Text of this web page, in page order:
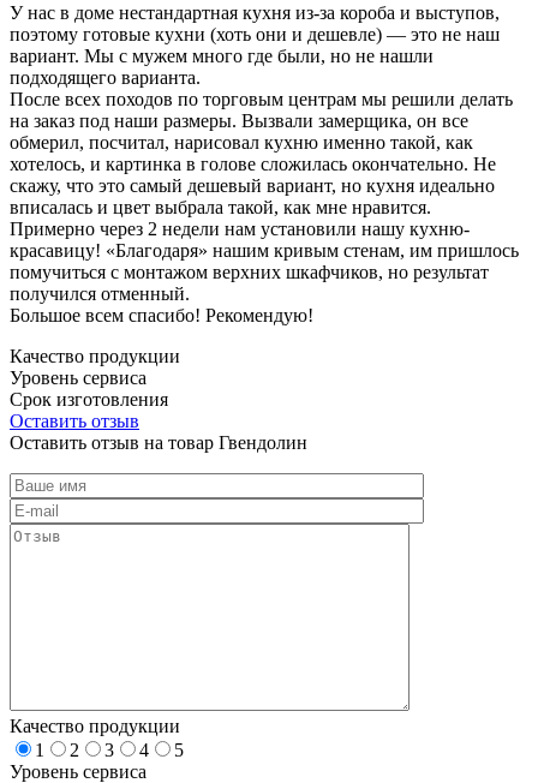
У нас в доме нестандартная кухня из-за короба и выступов,
поэтому готовые кухни (хоть они и дешевле) — это не наш
вариант. Мы с мужем много где были, но не нашли
подходящего варианта.
После всех походов по торговым центрам мы решили делать
на заказ под наши размеры. Вызвали замерщика, он все
обмерил, посчитал, нарисовал кухню именно такой, как
хотелось, и картинка в голове сложилась окончательно. Не
скажу, что это самый дешевый вариант, но кухня идеально
вписалась и цвет выбрала такой, как мне нравится.
Примерно через 2 недели нам установили нашу кухню-
красавицу! «Благодаря» нашим кривым стенам, им пришлось
помучиться с монтажом верхних шкафчиков, но результат
получился отменный.
Большое всем спасибо! Рекомендую!
Качество продукции
Уровень сервиса
Срок изготовления
Оставить отзыв
Оставить отзыв на товар Гвендолин
Качество продукции
1
2 3 4
5
Уровень сервиса